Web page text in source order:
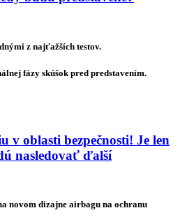
z najťažších testov.
fázy skúšok pred predstavením.
v oblasti bezpečnosti! Je len
nasledovať ďalší
novom dizajne airbagu na ochranu